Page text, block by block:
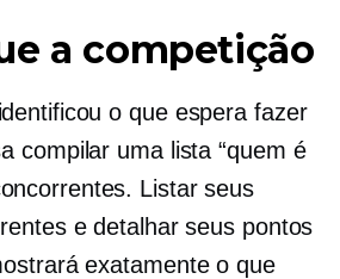
a competição
o que espera fazer
compilar uma lista “quem é
Listar seus
e detalhar seus pontos
exatamente o que